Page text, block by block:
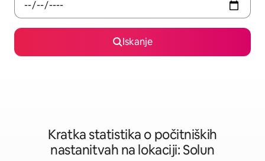
Iskanje
Kratka statistika o počitniških
nastanitvah na lokaciji: Solun